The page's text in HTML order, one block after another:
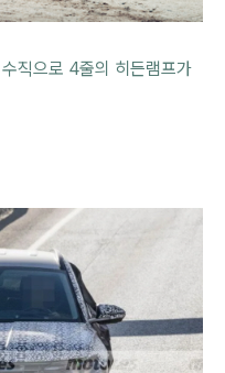
직으로 4줄의 히든램프가